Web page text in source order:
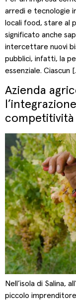
arredi e tecnologie
locali food, stare al
significato anche
intercettare nuovi
pubblici, infatti, la
essenziale. Ciascun
Azienda
Nell’isola di Salina,
piccolo